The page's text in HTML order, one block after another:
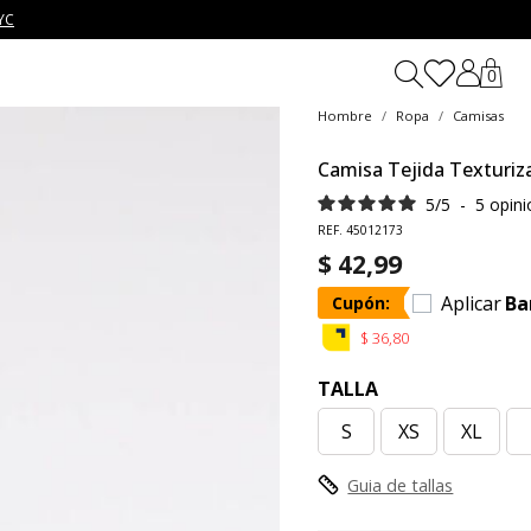
0
Hombre Ropa Camisas
Camisa Tejida
5/5 - 5
REF. 45012173
$ 42,99
Cupón: Aplicar
$ 36,80
TALLA
S
XS XL
Guia de tallas